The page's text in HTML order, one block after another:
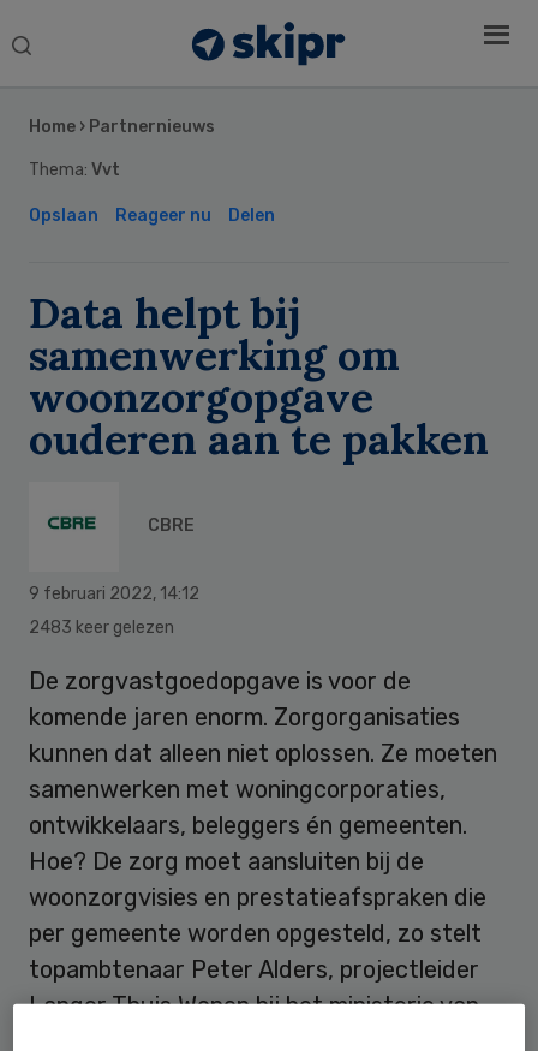
Search
Home › Partnernieuws
Thema: Vvt
Opslaan Reageer nu Delen
Data helpt bij
samenwerking om
woonzorgopgave
ouderen aan te pakken
CBRE
9 februari 2022, 14:12
2483 keer gelezen
De zorgvastgoedopgave is voor de
komende jaren enorm. Zorgorganisaties
kunnen dat alleen niet oplossen. Ze moeten
samenwerken met woningcorporaties,
ontwikkelaars, beleggers én gemeenten.
Hoe? De zorg moet aansluiten bij de
woonzorgvisies en prestatieafspraken die
per gemeente worden opgesteld, zo stelt
topambtenaar Peter Alders, projectleider
Langer Thuis Wonen bij het ministerie van
Sidebar